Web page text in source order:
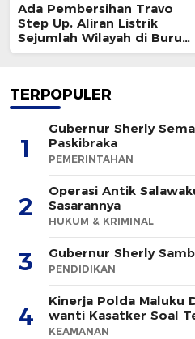
Ada Pembersihan Travo
Step Up, Aliran Listrik
Sejumlah Wilayah di Buru
Padam Sementara
TERPOPULER
1
Gubernur Sherly
Paskibraka
PEMERINTAHAN
2
Operasi Antik
Sasarannya
HUKUM & KRIMINAL
3 Gubernur Sherly
PENDIDIKAN
4
Kinerja Polda Maluku
wanti Kasatker Soal
KEAMANAN